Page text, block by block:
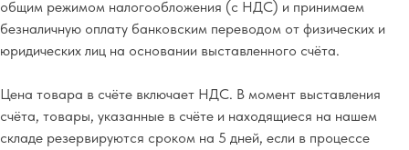
общим режимом налогообложения (с НДС) и принимаем
безналичную оплату банковским переводом от физических и
юридических лиц на основании выставленного счёта.
Цена товара в счёте включает НДС. В момент выставления
счёта, товары, указанные в счёте и находящиеся на нашем
складе резервируются сроком на 5 дней, если в процессе